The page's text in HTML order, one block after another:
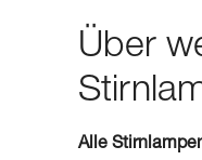
Über
Alle